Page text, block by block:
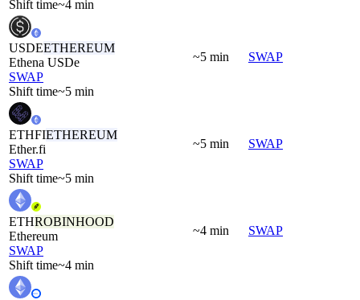
Shift time~4 min
USDEETHEREUM
Ethena USDe
SWAP
Shift time~5 min
~5 min SWAP
ETHFIETHEREUM
Ether.fi
SWAP
Shift time~5 min
~5 min SWAP
ETHROBINHOOD
Ethereum
SWAP
Shift time~4 min
~4 min SWAP